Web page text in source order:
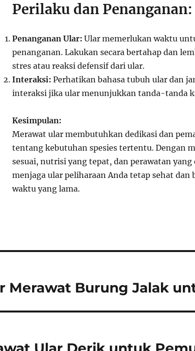
Perilaku dan Penanganan:
Penanganan Ular: Ular memerlukan waktu
penanganan. Lakukan secara bertahap dan
stres atau reaksi defensif dari ular.
Interaksi: Perhatikan bahasa tubuh ular dan
interaksi jika ular menunjukkan tanda-tanda
Kesimpulan:
Merawat ular membutuhkan dedikasi dan
tentang kebutuhan spesies tertentu. Dengan
sesuai, nutrisi yang tepat, dan perawatan yang
menjaga ular peliharaan Anda tetap sehat dan
waktu yang lama.
Merawat Burung Jalak